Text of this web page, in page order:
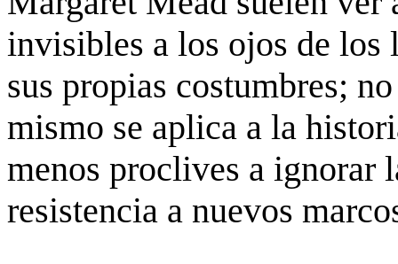
invisibles a los ojos de los
sus propias costumbres;
mismo se aplica a la
menos proclives a ignorar
resistencia a nuevos